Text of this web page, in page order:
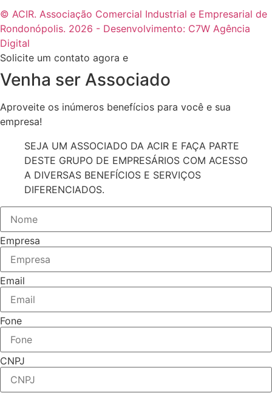
© ACIR. Associação Comercial Industrial e Empresarial de
Rondonópolis. 2026 - Desenvolvimento: C7W Agência
Digital
Solicite um contato agora e
Venha ser Associado
Aproveite os inúmeros benefícios para você e sua
empresa!
SEJA UM ASSOCIADO DA ACIR E FAÇA PARTE
DESTE GRUPO DE EMPRESÁRIOS COM ACESSO
A DIVERSAS BENEFÍCIOS E SERVIÇOS
DIFERENCIADOS.
Empresa
Email
Fone
CNPJ